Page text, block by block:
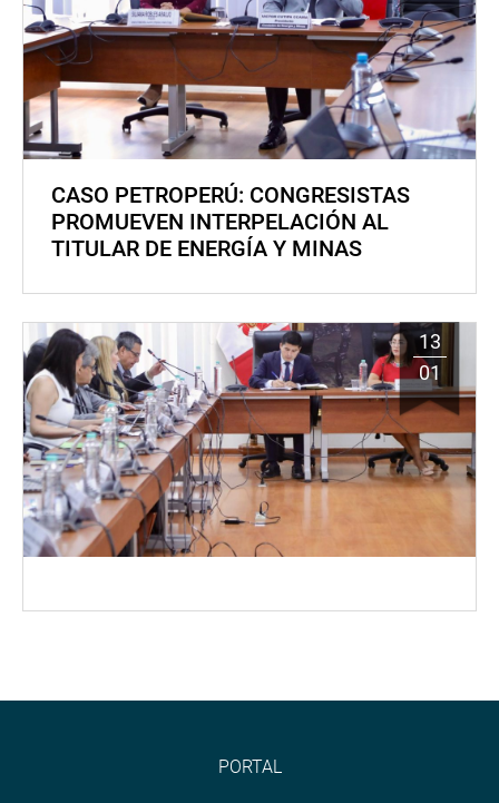
CASO PETROPERÚ: CONGRESISTAS
PROMUEVEN INTERPELACIÓN AL
TITULAR DE ENERGÍA Y MINAS
13
01
PORTAL